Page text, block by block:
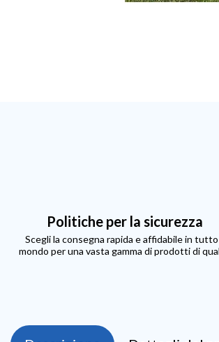
Politiche per la sicurezza
Scegli la consegna rapida e affidabile in tutto
mondo per una vasta gamma di prodotti di